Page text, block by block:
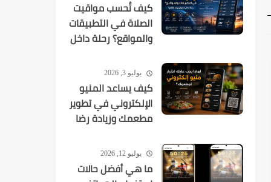
كيف تُحسب مواقيت
الصلاة في التطبيقات
والمواقع؟ رحلة داخل
يوليو 3, 2026
كيف يساعد المنيو
الإلكتروني في تطوير
مطعمك وزيادة رضا
يوليو 12, 2026
ما هي أفضل حالات